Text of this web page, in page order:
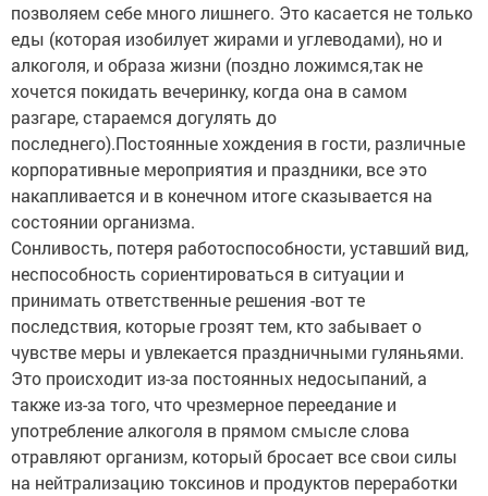
позволяем себе много лишнего. Это касается не только
еды (которая изобилует жирами и углеводами), но и
алкоголя, и образа жизни (поздно ложимся,так не
хочется покидать вечеринку, когда она в самом
разгаре, стараемся догулять до
последнего).Постоянные хождения в гости, различные
корпоративные мероприятия и праздники, все это
накапливается и в конечном итоге сказывается на
состоянии организма.
Сонливость, потеря работоспособности, уставший вид,
неспособность сориентироваться в ситуации и
принимать ответственные решения -вот те
последствия, которые грозят тем, кто забывает о
чувстве меры и увлекается праздничными гуляньями.
Это происходит из-за постоянных недосыпаний, а
также из-за того, что чрезмерное переедание и
употребление алкоголя в прямом смысле слова
отравляют организм, который бросает все свои силы
на нейтрализацию токсинов и продуктов переработки